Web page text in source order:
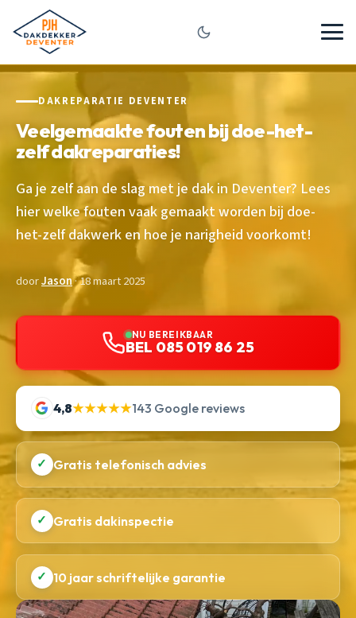
DAKREPARATIE DEVENTER
Veelgemaakte fouten bij doe-het-
zelf dakreparaties!
Ga je zelf aan de slag met je dak in Deventer? Lees
hier welke fouten vaak gemaakt worden bij doe-
het-zelf dakwerk en hoe je narigheid voorkomt!
doorJason· 18 maart 2025
NU BEREIKBAAR
BEL 085 019 86 25
4,8★★★★★143 Google reviews
✓ Gratis telefonisch advies
✓ Gratis dakinspectie
✓ 10 jaar schriftelijke garantie